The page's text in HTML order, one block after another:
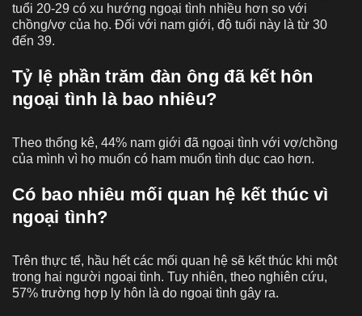
tuổi 20-29 có xu hướng ngoại tình nhiều hơn so với
chồng/vợ của họ. Đối với nam giới, độ tuổi này là từ 30
đến 39.
Tỷ lệ phần trăm đàn ông đã kết hôn
ngoại tình là bao nhiêu?
Theo thống kê, 44% nam giới đã ngoại tình với vợ/chồng
của mình vì họ muốn có ham muốn tình dục cao hơn.
Có bao nhiêu mối quan hệ kết thúc vì
ngoại tình?
Trên thực tế, hầu hết các mối quan hệ sẽ kết thúc khi một
trong hai người ngoại tình. Tuy nhiên, theo nghiên cứu,
57% trường hợp ly hôn là do ngoại tình gây ra.